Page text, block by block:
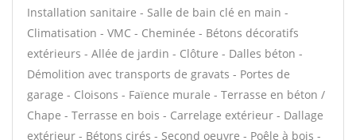
Installation sanitaire - Salle de bain clé en main -
Climatisation - VMC - Cheminée - Bétons décoratifs
extérieurs - Allée de jardin - Clôture - Dalles béton -
Démolition avec transports de gravats - Portes de
garage - Cloisons - Faïence murale - Terrasse en béton /
Chape - Terrasse en bois - Carrelage extérieur - Dallage
extérieur - Bétons cirés - Second oeuvre - Poêle à bois -